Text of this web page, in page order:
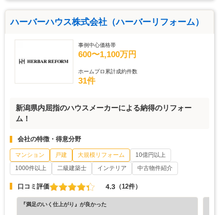
ハーバーハウス株式会社（ハーバーリフォーム）
事例中心価格帯
600〜1,100万円
ホームプロ累計成約件数
31件
新潟県内屈指のハウスメーカーによる納得のリフォー
ム！
会社の特徴・得意分野
マンション 戸建 大規模リフォーム
10億円以上
1000件以上
二級建築士 インテリア 中古物件紹介
口コミ評価 4.3 （12件）
『満足のいく仕上がり』が良かった